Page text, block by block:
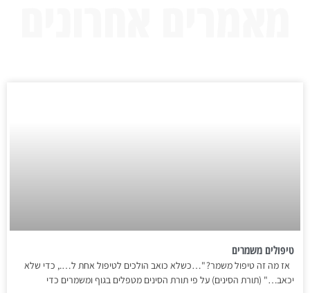
טיפולים משמרים
אז מה זה טיפול משמר? "…כשלא כואב הולכים לטיפול אחת ל…., כדי שלא
יכאב…" (תורת הסינים) על פי תורת הסינים מטפלים בגוף ומשמרים כדי